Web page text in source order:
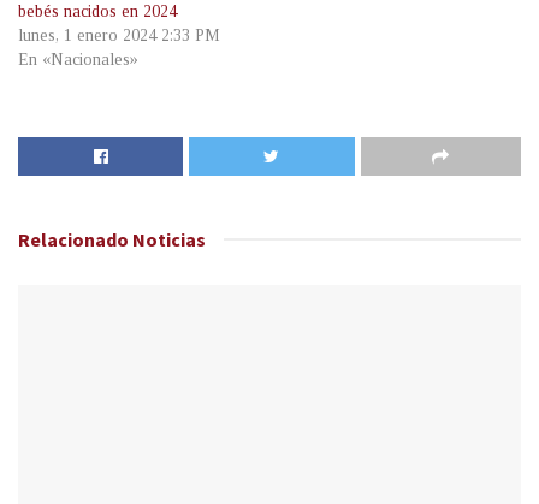
bebés nacidos en 2024
lunes, 1 enero 2024 2:33 PM
En «Nacionales»
Relacionado Noticias